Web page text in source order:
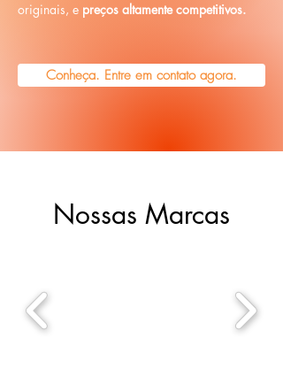
originais, e preços altamente competitivos.
Conheça. Entre em contato agora.
Nossas Marcas